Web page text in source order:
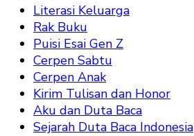
Literasi Keluarga
Rak Buku
Puisi Esai Gen Z
Cerpen Sabtu
Cerpen Anak
Kirim Tulisan dan Honor
Aku dan Duta Baca
Sejarah Duta Baca Indonesia